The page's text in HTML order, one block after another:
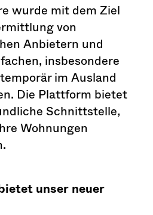
wurde mit dem Ziel
von
Anbietern und
insbesondere
im Ausland
Die Plattform bietet
Schnittstelle,
Wohnungen
unser neuer